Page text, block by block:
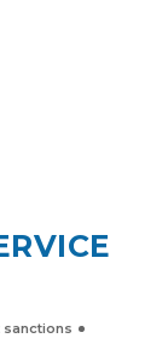
sanctions